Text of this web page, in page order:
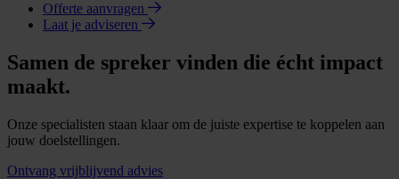
Offerte aanvragen
Laat je adviseren
Samen de spreker vinden die écht impact
maakt.
Onze specialisten staan klaar om de juiste expertise te koppelen aan
jouw doelstellingen.
Ontvang vrijblijvend advies